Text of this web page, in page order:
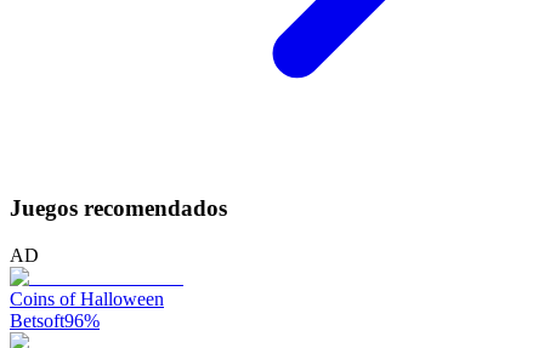
Juegos recomendados
AD
Coins of Halloween
Betsoft96%